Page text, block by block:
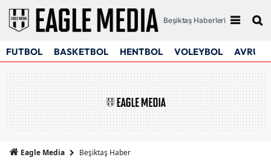
Beşiktaş Haberleri
FUTBOL BASKETBOL HENTBOL VOLEYBOL
Eagle Media Beşiktaş Haber